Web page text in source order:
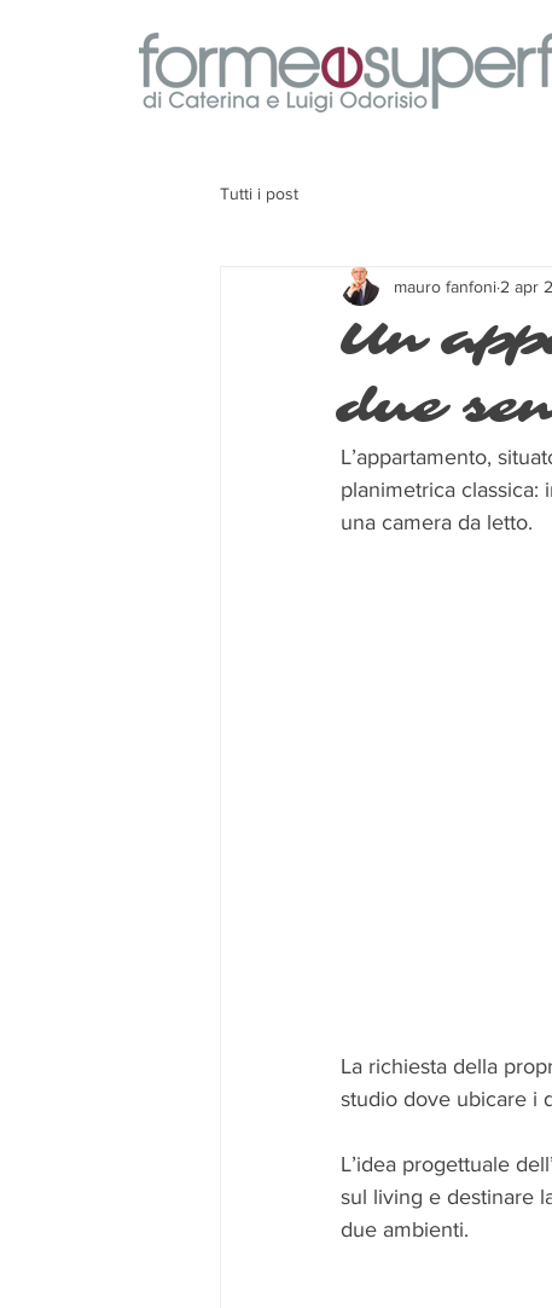
Tutti i post
Un
due
mauro fanfoni 2 apr
L’appartamento,
planimetrica
una camera da letto.
La richiesta della
studio dove ubicare i
L’idea progettuale
sul living e destinare
due ambienti.